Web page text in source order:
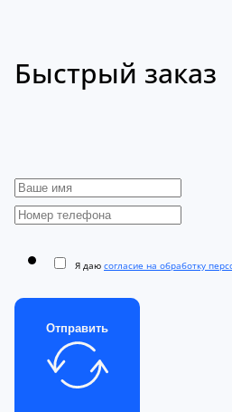
Быстрый заказ
Я даю согласие на обработку
Отправить